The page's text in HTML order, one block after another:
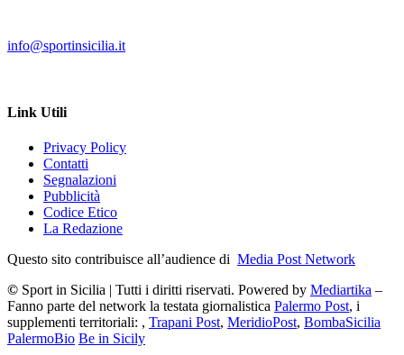
info@sportinsicilia.it
Link Utili
Privacy Policy
Contatti
Segnalazioni
Pubblicità
Codice Etico
La Redazione
Questo sito contribuisce all’audience di Media Post Network
© Sport in Sicilia | Tutti i diritti riservati. Powered by Mediartika –
Fanno parte del network la testata giornalistica Palermo Post, i
supplementi territoriali: , Trapani Post, MeridioPost, BombaSicilia
PalermoBio Be in Sicily